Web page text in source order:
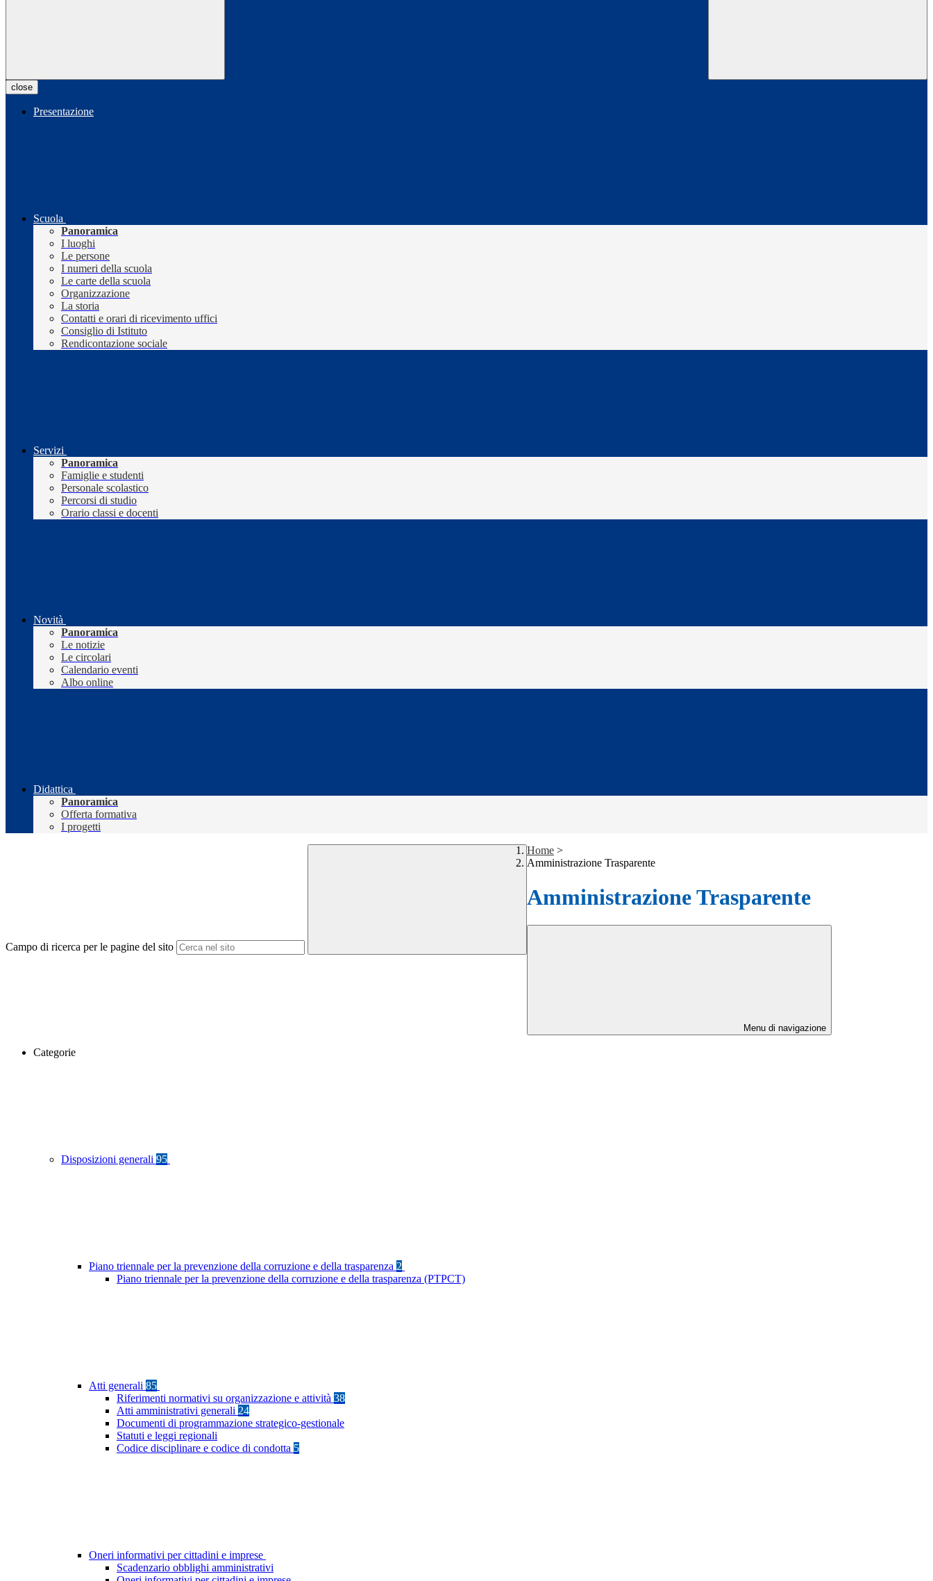
close
Presentazione
Scuola
Panoramica
I luoghi
Le persone
I numeri della scuola
Le carte della scuola
Organizzazione
La storia
Contatti e orari di ricevimento uffici
Consiglio di Istituto
Rendicontazione sociale
Servizi
Panoramica
Famiglie e studenti
Personale scolastico
Percorsi di studio
Orario classi e docenti
Novità
Panoramica
Le notizie
Le circolari
Calendario eventi
Albo online
Didattica
Panoramica
Offerta formativa
I progetti
Campo di ricerca per le pagine del sito
Home >
Amministrazione Trasparente
Amministrazione Trasparente
Menu di navigazione
Categorie
Disposizioni generali 95
Piano triennale per la prevenzione della corruzione e della trasparenza 2
Piano triennale per la prevenzione della corruzione e della trasparenza (PTPCT)
Atti generali 85
Riferimenti normativi su organizzazione e attività 38
Atti amministrativi generali 24
Documenti di programmazione strategico-gestionale
Statuti e leggi regionali
Codice disciplinare e codice di condotta 5
Oneri informativi per cittadini e imprese
Scadenzario obblighi amministrativi